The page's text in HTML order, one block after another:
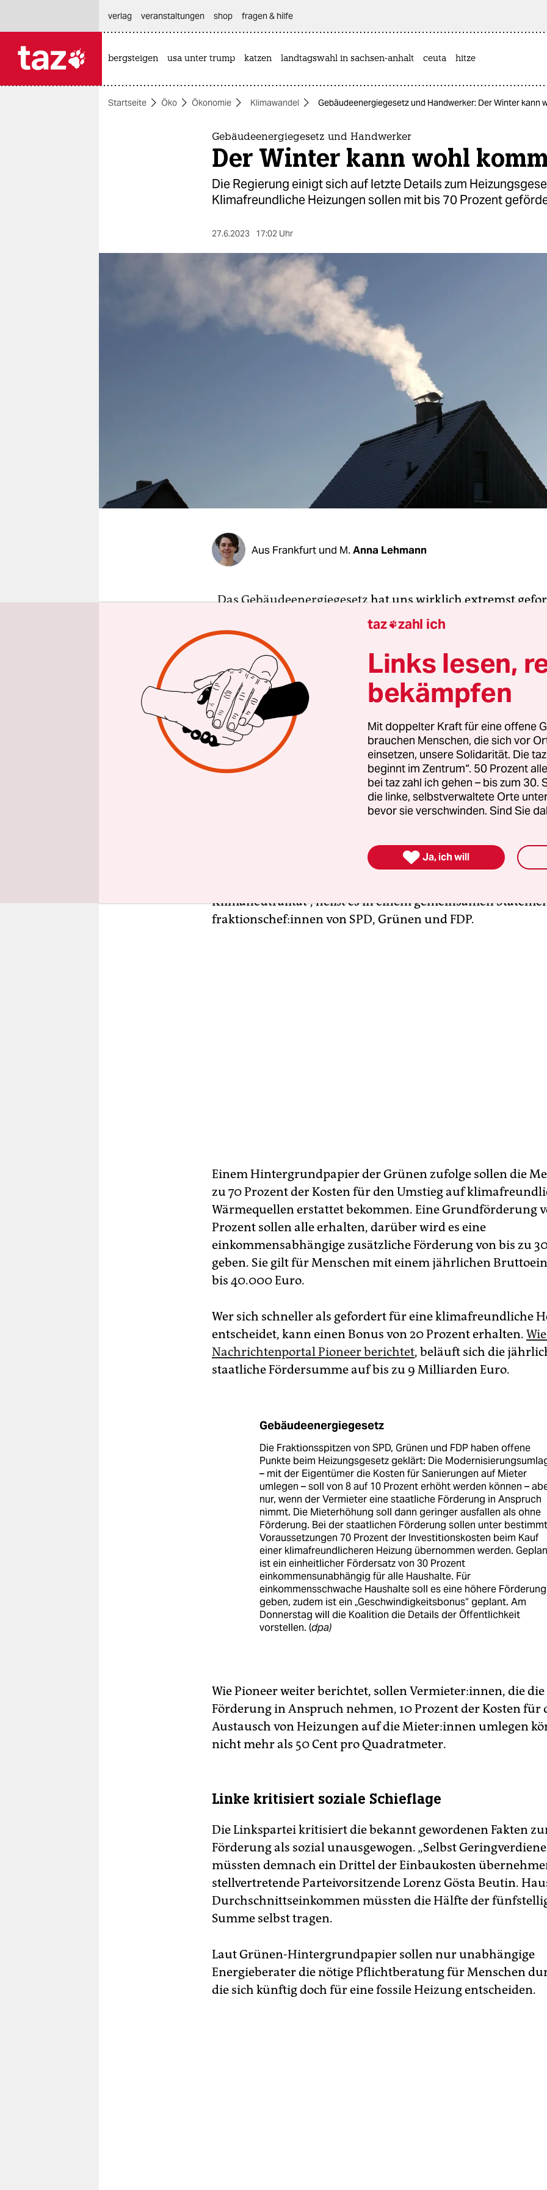
themen
unterstützen
abo
verlag
veranstaltungen shop fragen & hilfe
bergsteigen usa unter trump katzen landtagswahl in sachsen-anhalt ceuta hitze
Startseite Öko Ökonomie Klimawandel Gebäudeenergiegesetz und Handwerker: Der Winter kann
Gebäudeenergiegesetz und Handwerker
Der Winter kann wohl
Die Regierung einigt sich auf letzte Details zum
Klimafreundliche Heizungen sollen mit bis 70 Prozent
27.6.2023 17:02 Uhr
Aus Frankfurt und M. Anna Lehmann
„Das Gebäudeenergiegesetzhat uns wirklich extremst
Dennis Kern ist Meister für Sanitär und Heizungen, er führt
Betrieb mit 20 Mitarbeitern im hessischen Dreieich und
seine Kunden Pelletheizungen, Solaranlagen,
Öl- und Gasheizungen. Außerdem berät er seine Kunden
Energieberater. Aber eine solide Beratung sei in den letzten
gar nicht möglich gewesen. Der Installateurmeister
verunsicherten Kunden, die „nicht wussten, was wird
geht noch, wie wird es finanziert“. Und aus Angst vor hohen
Umrüstungskosten schnell noch eine vertraute Gasheizung
Mit der Verunsicherung und solchen Panikkäufen soll nun
In der Nacht zum Dienstag haben sich die Spitzen der
„Es ist gelungen eine Einigung zu
Klimaschutz, Technologieoffenheit und sozialen Ausgleich
Klimaneutralität“, heißt es in einem gemeinsamen
frak­ti­ons­che­f:in­nen von SPD, Grünen und FDP.
Einem Hintergrundpapier der Grünen zufolge sollen die
zu 70 Prozent der Kosten für den Umstieg auf
Wärmequellen erstattet bekommen. Eine Grundförderung
Prozent sollen alle erhalten, darüber wird es eine
einkommensabhängige zusätzliche Förderung von bis zu
geben. Sie gilt für Menschen mit einem jährlichen
bis 40.000 Euro.
Wer sich schneller als gefordert für eine klimafreundliche
entscheidet, kann einen Bonus von 20 Prozent erhalten.
Nachrichtenportal Pioneer berichtet, beläuft sich die
staatliche Fördersumme auf bis zu 9 Milliarden Euro.
Gebäudeenergiegesetz
Die Fraktionsspitzen von SPD, Grünen und FDP haben offene
Punkte beim Heizungsgesetz geklärt: Die
– mit der Eigentümer die Kosten für Sanierungen auf Mieter
umlegen – soll von 8 auf 10 Prozent erhöht werden können –
nur, wenn der Vermieter eine staatliche Förderung in Anspruch
nimmt. Die Mieterhöhung soll dann geringer ausfallen als ohne
Förderung. Bei der staatlichen Förderung sollen unter
Voraussetzungen 70 Prozent der Investitionskosten beim Kauf
einer klimafreundlicheren Heizung übernommen werden.
ist ein einheitlicher Fördersatz von 30 Prozent
einkommensunabhängig für alle Haushalte. Für
einkommensschwache Haushalte soll es eine höhere Förderung
geben, zudem ist ein „Geschwindigkeitsbonus“ geplant. Am
Donnerstag will die Koalition die Details der Öffentlichkeit
vorstellen. (dpa)
Wie Pioneer weiter berichtet, sollen Vermieter:innen, die
Förderung in Anspruch nehmen, 10 Prozent der Kosten für
Austausch von Heizungen auf die Mie­te­r:in­nen umlegen
nicht mehr als 50 Cent pro Quadratmeter.
Linke kritisiert soziale Schieflage
Die Linkspartei kritisiert die bekannt gewordenen Fakten
Förderung als sozial unausgewogen. „Selbst
müssten demnach ein Drittel der Einbaukosten
stellvertretende Parteivorsitzende Lorenz Gösta Beutin.
Durchschnittseinkommen müssten die Hälfte der
Summe selbst tragen.
Laut Grünen-Hintergrundpapier sollen nur unabhängige
Energieberater die nötige Pflichtberatung für Menschen
die sich künftig doch für eine fossile Heizung entscheiden.
taz zahl ich
Links lesen,
bekämpfen
Mit doppelter Kraft für eine offene
brauchen Menschen, die sich vor
einsetzen, unsere Solidarität. Die
beginnt im Zentrum“. 50 Prozent
bei taz zahl ich gehen – bis zum
die linke, selbstverwaltete Orte
bevor sie verschwinden. Sind Sie
 Ja, ich will